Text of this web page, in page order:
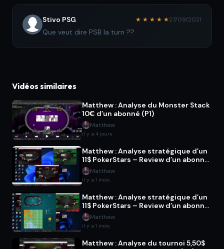
Stivo PSG ★ ★ ★ ★ ★27/09/2021
Que veut dire PSB la turn ??
Vidéos similaires
Matthew : Analyse du Monster Stack
10€ d’un abonné (P1)
Matthew
il y a 4 jours
Matthew : Analyse stratégique d’un
11$ PokerStars – Review d’un abonné
(P2)Matthew
il y a 1 mois
Matthew : Analyse stratégique d’un
11$ PokerStars – Review d’un abonné
(P1)Matthew
il y a 1 mois
Matthew : Analyse du tournoi 5,50$